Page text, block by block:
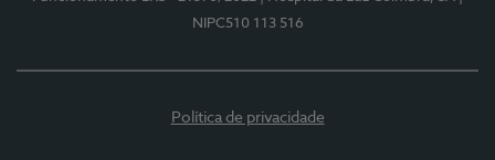
NIPC510 113 516
Política de privacidade